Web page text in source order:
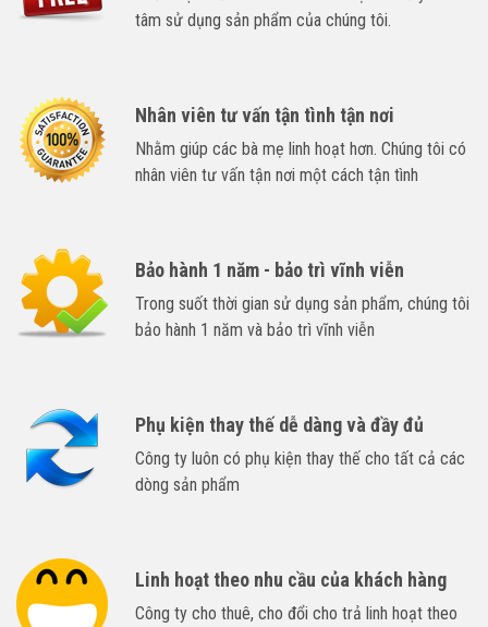
tâm sử dụng sản phẩm của chúng tôi.
Nhân viên tư vấn tận tình tận nơi
Nhằm giúp các bà mẹ linh hoạt hơn. Chúng tôi có
nhân viên tư vấn tận nơi một cách tận tình
Bảo hành 1 năm - bảo trì vĩnh viễn
Trong suốt thời gian sử dụng sản phẩm, chúng tôi
bảo hành 1 năm và bảo trì vĩnh viễn
Phụ kiện thay thế dễ dàng và đầy đủ
Công ty luôn có phụ kiện thay thế cho tất cả các
dòng sản phẩm
Linh hoạt theo nhu cầu của khách hàng
Công ty cho thuê, cho đổi cho trả linh hoạt theo